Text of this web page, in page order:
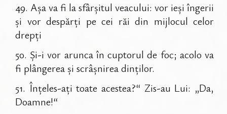
49. Așa va fi la sfârșitul veacului: vor ieși îngerii
și vor despărți pe cei răi din mijlocul celor
drepți
50. Și-i vor arunca în cuptorul de foc; acolo va
fi plângerea și scrâșnirea dinților.
51. Înțeles-ați toate acestea?“ Zis-au Lui: „Da,
Doamne!“